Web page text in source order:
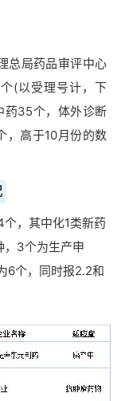
总局药品审评中心
(以受理号计，下
35个，体外诊断
，高于10月份的数
，其中化1类新药
，3个为生产申
6个，同时报2.2和